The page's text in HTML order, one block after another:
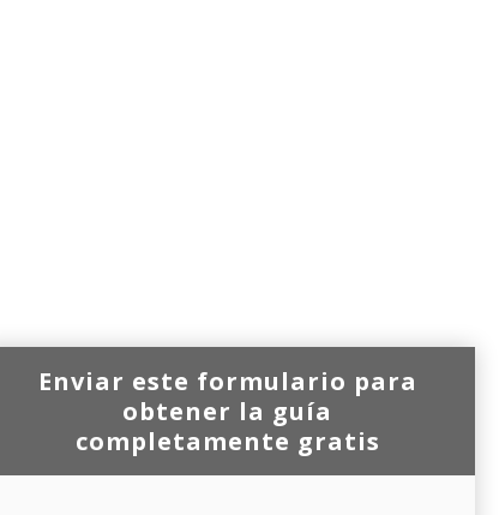
Enviar este formulario para
obtener la guía
completamente gratis